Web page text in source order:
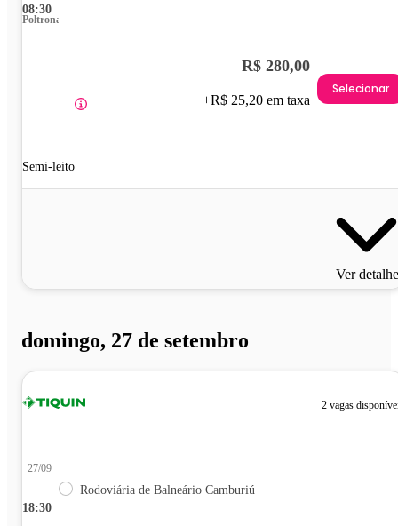
08:30
Poltrona
Semi-leito
R$ 280,00
+R$ 25,20 em taxa
Selecionar
Ver
domingo, 27 de setembro
2 vagas
18:30
27/09
Rodoviária de Balneário Camburiú